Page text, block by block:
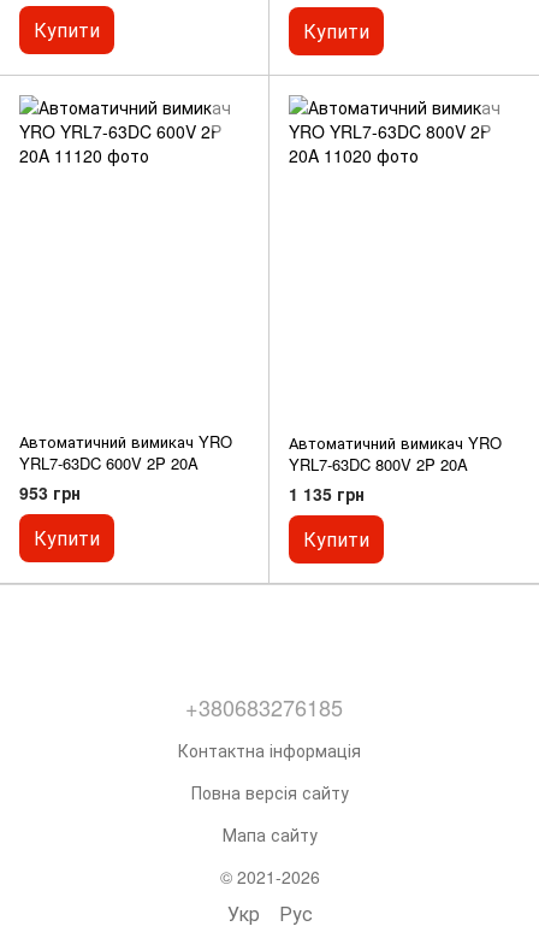
Купити Купити
Автоматичний вимикач YRO
YRL7-63DC 600V 2P 20A
953 грн
Купити
Автоматичний вимикач YRO
YRL7-63DC 800V 2P 20A
1 135 грн
Купити
+380683276185
Контактна інформація
Повна версія сайту
Мапа сайту
© 2021-2026
Укр Рус